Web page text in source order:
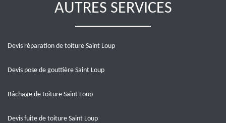
AUTRES SERVICES
Devis réparation de toiture Saint Loup
Devis pose de gouttière Saint Loup
Bâchage de toiture Saint Loup
Devis fuite de toiture Saint Loup